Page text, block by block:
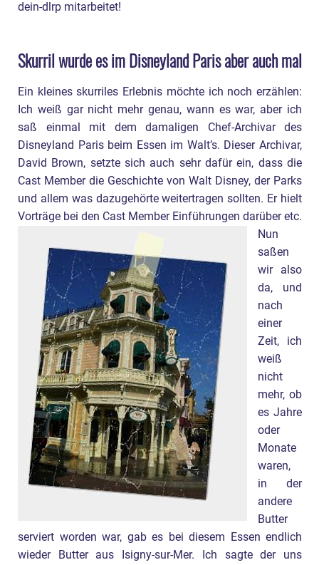
dein-dlrp mitarbeitet!
Skurril wurde es im Disneyland Paris aber auch mal
Ein kleines skurriles Erlebnis möchte ich noch erzählen:
Ich weiß gar nicht mehr genau, wann es war, aber ich
saß einmal mit dem damaligen Chef-Archivar des
Disneyland Paris beim Essen im Walt’s. Dieser Archivar,
David Brown, setzte sich auch sehr dafür ein, dass die
Cast Member die Geschichte von Walt Disney, der Parks
und allem was dazugehörte weitertragen sollten. Er hielt
Vorträge bei den Cast Member Einführungen darüber etc.
Nun
saßen
wir also
da, und
nach
einer
Zeit, ich
weiß
nicht
mehr, ob
es Jahre
oder
Monate
waren,
in der
andere
Butter
serviert worden war, gab es bei diesem Essen endlich
wieder Butter aus Isigny-sur-Mer. Ich sagte der uns